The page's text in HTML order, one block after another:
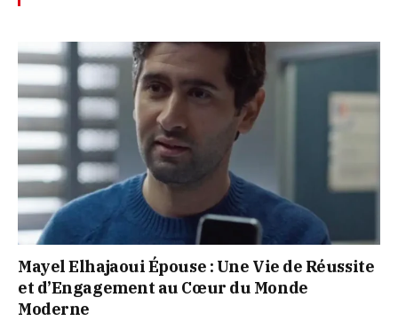
Mayel Elhajaoui Épouse : Une Vie de Réussite
et d’Engagement au Cœur du Monde
Moderne